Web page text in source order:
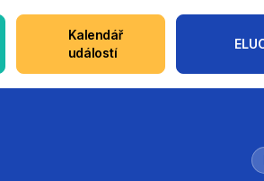
Kalendář
událostí